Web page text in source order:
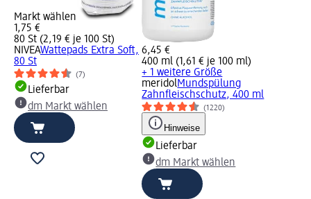
Markt wählen
1,75 €
80 St (2,19 € je 100 St)
NIVEAWattepads Extra Soft,
80 St
(7)
Lieferbar
dm Markt wählen
6,45 €
400 ml (1,61 € je 100 ml)
+ 1 weitere Größe
meridolMundspülung
Zahnfleischschutz, 400 ml
(1220)
Hinweise
Lieferbar
dm Markt wählen